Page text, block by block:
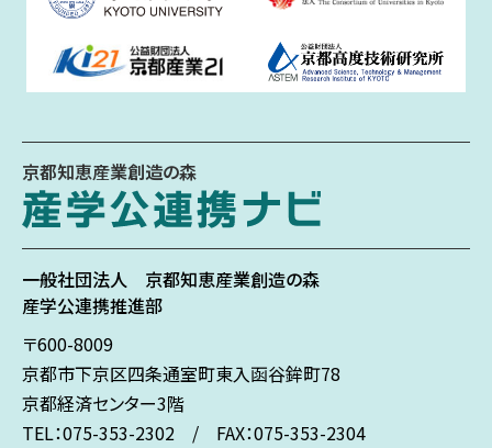
京都知恵産業創造の森
一般社団法人 京都知恵産業創造の森
産学公連携推進部
〒600-8009
京都市下京区四条通室町東入函谷鉾町78
京都経済センター3階
TEL：075-353-2302 / FAX：075-353-2304